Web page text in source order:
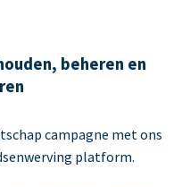
beheren en
campagne met ons
platform.